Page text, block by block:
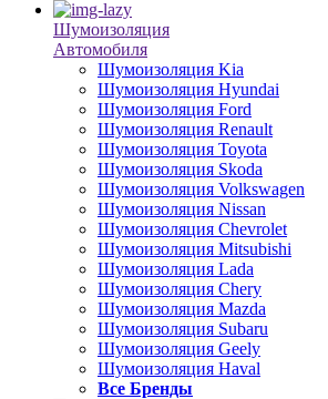
Шумоизоляция
Автомобиля
Шумоизоляция Kia
Шумоизоляция Hyundai
Шумоизоляция Ford
Шумоизоляция Renault
Шумоизоляция Toyota
Шумоизоляция Skoda
Шумоизоляция Volkswagen
Шумоизоляция Nissan
Шумоизоляция Chevrolet
Шумоизоляция Mitsubishi
Шумоизоляция Lada
Шумоизоляция Chery
Шумоизоляция Mazda
Шумоизоляция Subaru
Шумоизоляция Geely
Шумоизоляция Haval
Все Бренды